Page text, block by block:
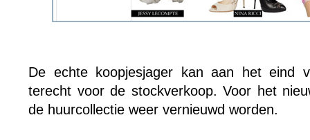
De echte koopjesjager kan aan het eind
terecht voor de stockverkoop. Voor het
de huurcollectie weer vernieuwd worden.